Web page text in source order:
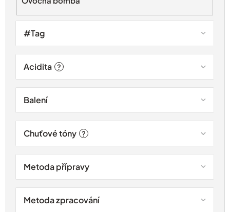
#Tag
Acidita ?
Balení
Chuťové tóny ?
Metoda přípravy
Metoda zpracování